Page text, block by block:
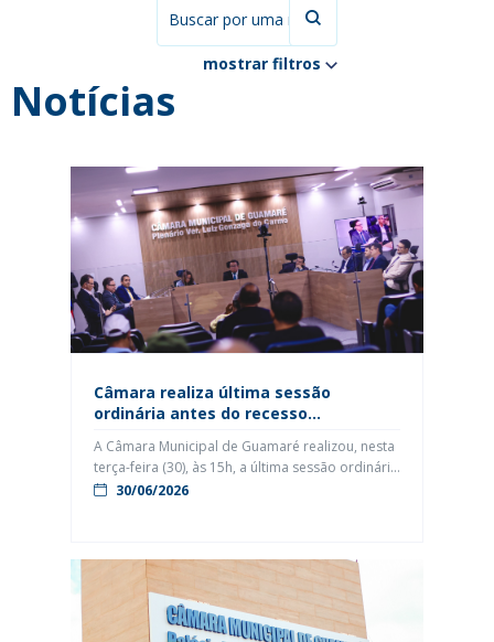
Notícias
mostrar filtros
Câmara realiza última sessão
ordinária antes do recesso
2027
A Câmara Municipal de Guamaré realizou, nesta
terça-feira (30), às 15h, a última sessão ordinária
antes do recesso parlamentar previsto no
TV Câmara Municipal, garantindo transparência
e amplo acesso da população aos trabalhos do
30/06/2026